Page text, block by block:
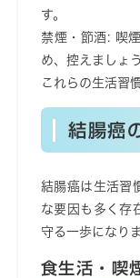
す。
禁煙・節酒 : 喫
め、控えましょう
これらの生活習
結腸癌
結腸癌は生活習
な要因も多く存
守る一歩になりま
食生活・喫